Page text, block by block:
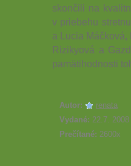
skončili na
v priebehu
a Lucia
Rizikyová a
pamätihodnosti
Autor:
renata
Vydané: 22.7. 2008
Prečítané: 2600x